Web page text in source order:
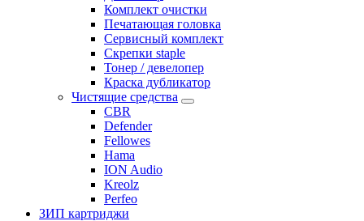
Комплект очистки
Печатающая головка
Сервисный комплект
Скрепки staple
Тонер / девелопер
Краска дубликатор
Чистящие средства
CBR
Defender
Fellowes
Hama
ION Audio
Kreolz
Perfeo
ЗИП картриджи